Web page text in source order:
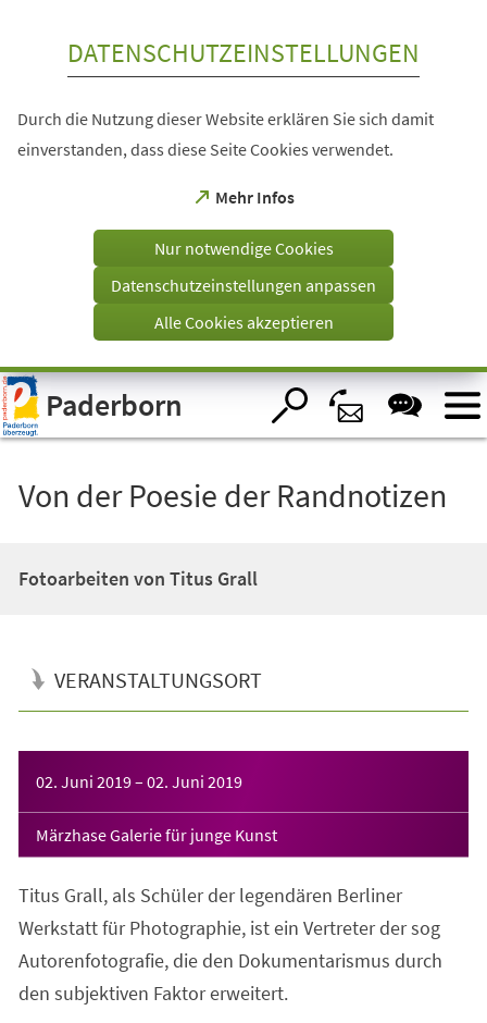
Visuelle
Assistenzsoftware
öffnen.
DATENSCHUTZEINSTELLUNGEN
Durch die Nutzung dieser Website erklären Sie sich damit
einverstanden, dass diese Seite Cookies verwendet.
Mehr Infos
(Öffnet
einem
Tab)
Nur notwendige Cookies
Datenschutzeinstellungen anpassen
Alle Cookies akzeptieren
Paderborn
Von der Poesie der Randnotizen
Fotoarbeiten von Titus Grall
VERANSTALTUNGSORT
02. Juni 2019– 02. Juni 2019
Märzhase Galerie für junge Kunst
Titus Grall, als Schüler der legendären Berliner
Werkstatt für Photographie, ist ein Vertreter der sog
Autorenfotografie, die den Dokumentarismus durch
den subjektiven Faktor erweitert.